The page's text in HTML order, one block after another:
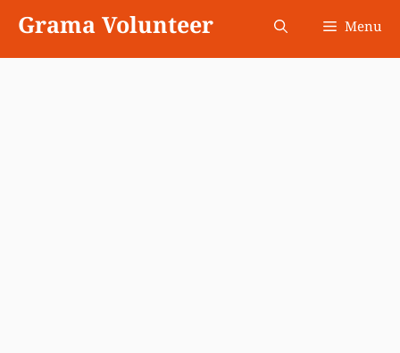
content
Grama Volunteer Menu